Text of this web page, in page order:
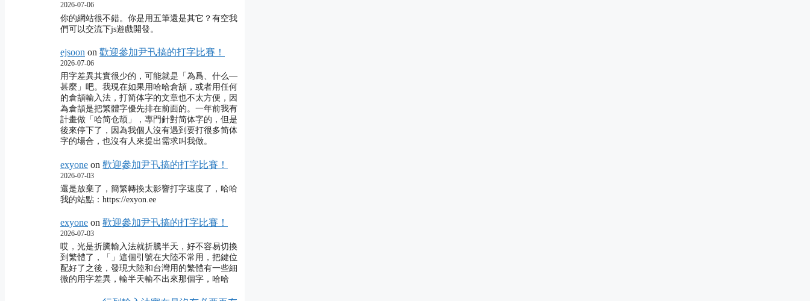
2026-07-06
你的網站很不錯。你是用五筆還是其它？有空我
們可以交流下js遊戲開發。
ejsoon on 歡迎參加尹卂搞的打字比賽！
2026-07-06
用字差異其實很少的，可能就是「為爲、什么―
甚麼」吧。我現在如果用哈哈倉頡，或者用任何
的倉頡輸入法，打简体字的文章也不太方便，因
為倉頡是把繁體字優先排在前面的。一年前我有
計畫做「哈简仓颉」，專門針對简体字的，但是
後來停下了，因為我個人沒有遇到要打很多简体
字的場合，也沒有人來提出需求叫我做。
exyone on 歡迎參加尹卂搞的打字比賽！
2026-07-03
還是放棄了，簡繁轉換太影響打字速度了，哈哈
我的站點：https://exyon.ee
exyone on 歡迎參加尹卂搞的打字比賽！
2026-07-03
哎，光是折騰輸入法就折騰半天，好不容易切換
到繁體了，「」這個引號在大陸不常用，把鍵位
配好了之後，發現大陸和台灣用的繁體有一些細
微的用字差異，輸半天輸不出來那個字，哈哈